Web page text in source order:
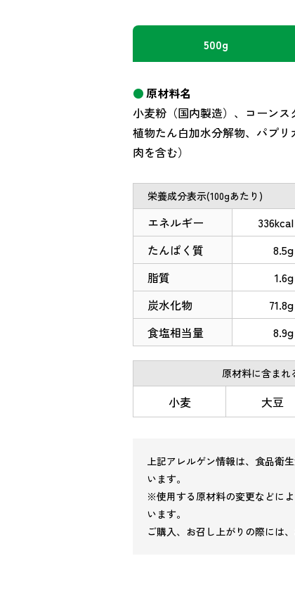
500g
原材料名
小麦粉（国内製造）、コーンス
植物たん白加水分解物、パプ
肉を含む）
栄養成分表示(100gあたり)
エネルギー
336kcal
たんぱく質
8.5g
脂質
1.6g
炭水化物
71.8g
食塩相当量
8.9g
原材料に含まれ
小麦 大豆
上記アレルゲン情報は、食品衛
います。
※使用する原材料の変更などに
います。
ご購入、お召し上がりの際には